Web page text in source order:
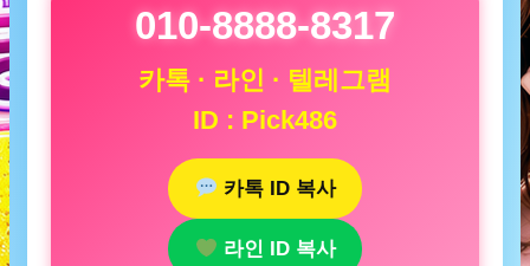
010-8888-8317
카톡 · 라인 · 텔레그램
ID : Pick486
카톡 ID 복사
라인 ID 복사